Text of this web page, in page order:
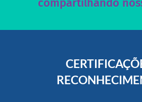
compartilhando